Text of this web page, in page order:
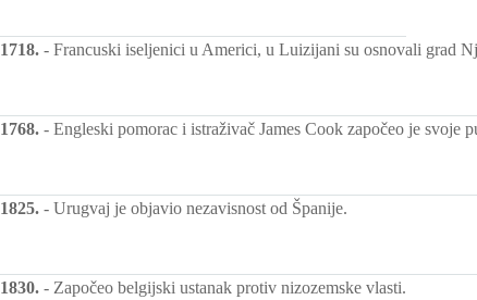
1718. - Francuski iseljenici u Americi, u Luizijani su osnovali grad
1768. - Engleski pomorac i istraživač James Cook započeo je svoje
1825. - Urugvaj je objavio nezavisnost od Španije.
1830. - Započeo belgijski ustanak protiv nizozemske vlasti.